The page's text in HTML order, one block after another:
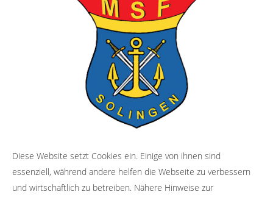
Kontaktformular
Impressum
Diese Website setzt Cookies ein. Einige von ihnen sind
essenziell, während andere helfen die Webseite zu verbessern
und wirtschaftlich zu betreiben. Nähere Hinweise zur